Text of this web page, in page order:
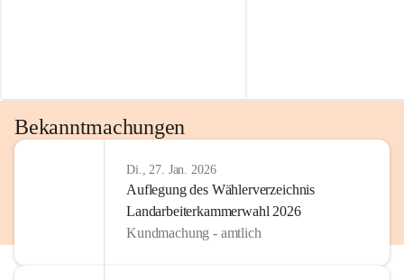
Bekanntmachungen
Di., 27. Jan. 2026
Auflegung des Wählerverzeichnis
Landarbeiterkammerwahl 2026
Kundmachung - amtlich